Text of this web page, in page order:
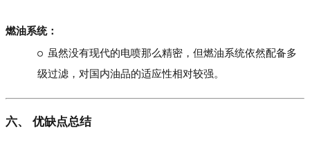
燃油系统：
虽然没有现代的电喷那么精密，但燃油系统依然配备多
级过滤，对国内油品的适应性相对较强。
六、 优缺点总结